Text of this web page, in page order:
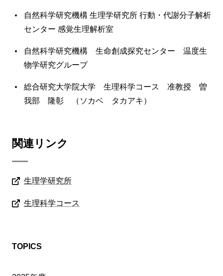
自然科学研究機構 生理学研究所 行動・代謝分子解析
センター 感覚生理解析室
自然科学研究機構 生命創成探究センター 温度生
物学研究グループ
総合研究大学院大学 生理科学コース 准教授 曽
我部 隆彰 （ソカベ タカアキ）
関連リンク
生理学研究所
生理科学コース
TOPICS